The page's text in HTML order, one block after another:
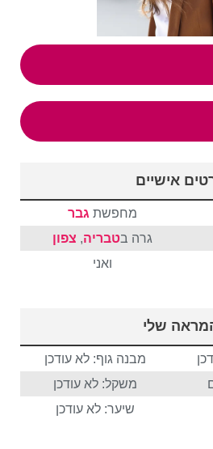
אישיים
מחפשת גבר
גרה בטבריה, צפון
ואני
שלי
מבנה גוף: לא עודכן
משקל: לא עודכן
שיער: לא עודכן